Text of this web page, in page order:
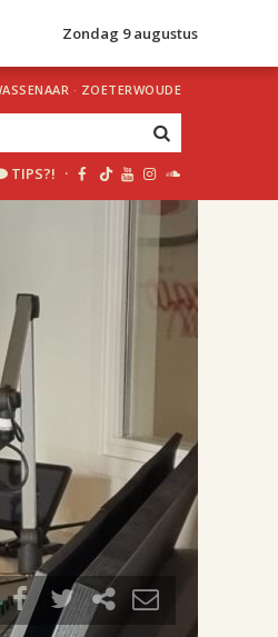
Zondag 9 augustus
· ZOETERWOUDE
TIPS?! ·
uur 1 van 2
Volgend uur